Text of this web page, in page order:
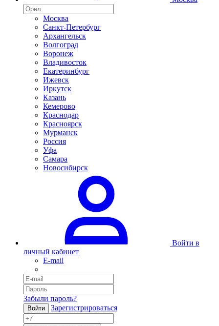
Москва
Санкт-Петербург
Архангельск
Волгоград
Воронеж
Владивосток
Екатеринбург
Ижевск
Иркутск
Казань
Кемерово
Краснодар
Красноярск
Мурманск
Россия
Уфа
Самара
Новосибирск
Войти в
личный кабинет
E-mail
Забыли пароль?
Войти Зарегистрироваться